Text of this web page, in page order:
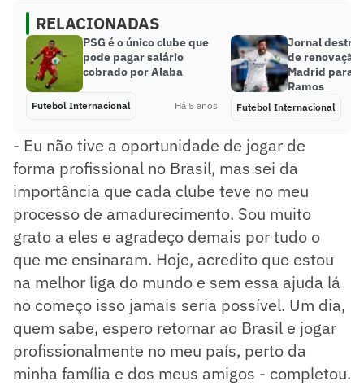
RELACIONADAS
PSG é o único clube que
pode pagar salário
cobrado por Alaba
Futebol Internacional Há 5 anos
Jornal
de renovação
Madrid para
Ramos
Futebol Internacional
- Eu não tive a oportunidade de jogar de
forma profissional no Brasil, mas sei da
importância que cada clube teve no meu
processo de amadurecimento. Sou muito
grato a eles e agradeço demais por tudo o
que me ensinaram. Hoje, acredito que estou
na melhor liga do mundo e sem essa ajuda lá
no começo isso jamais seria possível. Um dia,
quem sabe, espero retornar ao Brasil e jogar
profissionalmente no meu país, perto da
minha família e dos meus amigos - completou.